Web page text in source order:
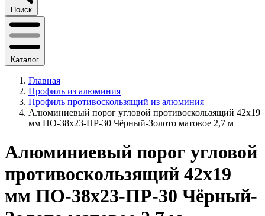
Поиск
Каталог
Главная
Профиль из алюминия
Профиль противоскользящий из алюминия
Алюминиевый порог угловой противоскользящий 42х19
мм ПО-38х23-ПР-30 Чёрный-Золото матовое 2,7 м
Алюминиевый порог угловой
противоскользящий 42х19
мм ПО-38х23-ПР-30 Чёрный-